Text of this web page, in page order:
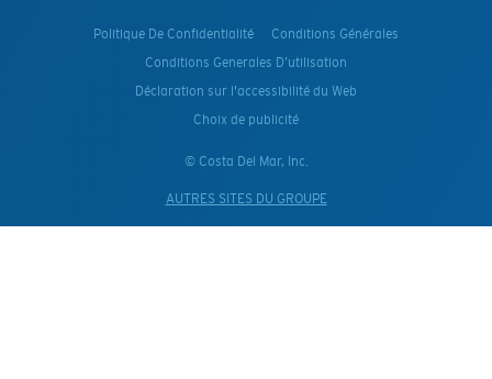
Politique De Confidentialité
Conditions Générales
Conditions Generales D’utilisation
Déclaration sur l'accessibilité du Web
Choix de publicité
© Costa Del Mar, Inc.
AUTRES SITES DU GROUPE